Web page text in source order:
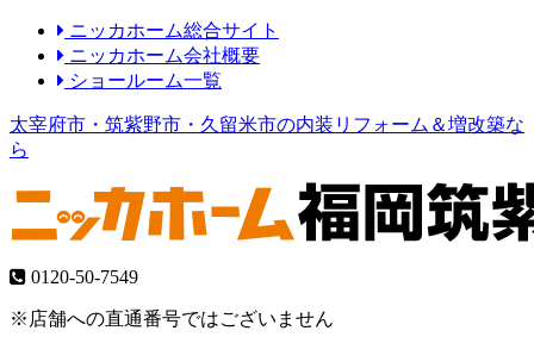
ニッカホーム総合サイト
ニッカホーム会社概要
ショールーム一覧
太宰府市・筑紫野市・久留米市の内装リフォーム＆増改築な
ら
0120-50-7549
※店舗への直通番号ではございません